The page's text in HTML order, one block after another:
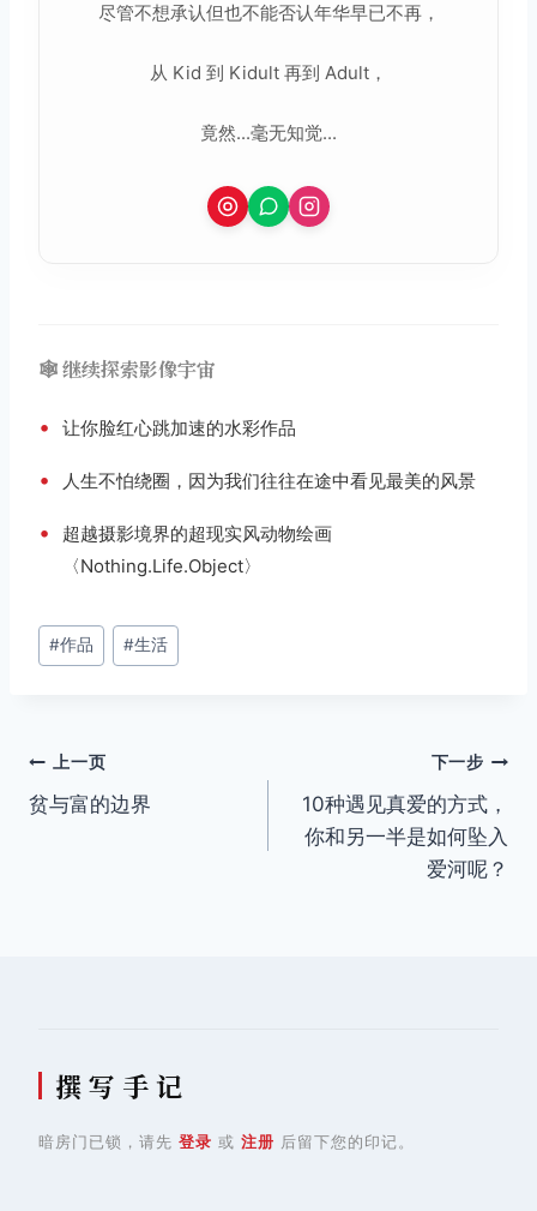
尽管不想承认但也不能否认年华早已不再，
从 Kid 到 Kidult 再到 Adult，
竟然...毫无知觉...
🕸️ 继续探索影像宇宙
• 让你脸红心跳加速的水彩作品
• 人生不怕绕圈，因为我们往往在途中看见最美的风景
•
超越摄影境界的超现实风动物绘画
〈Nothing.Life.Object〉
文
章
#作品 #生活
文
章
上一页
贫与富的边界
下一步
10种遇见真爱的方式，
你和另一半是如何坠入
爱河呢？
撰 写 手 记
暗房门已锁，请先 登录 或 注册 后留下您的印记。